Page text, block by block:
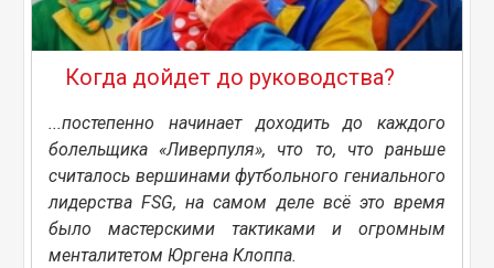
Когда дойдет до руководства?
...постепенно начинает доходить до каждого
болельщика «Ливерпуля», что то, что раньше
считалось вершинами футбольного гениального
лидерства FSG, на самом деле всё это время
было мастерскими тактиками и огромным
менталитетом Юргена Клоппа.